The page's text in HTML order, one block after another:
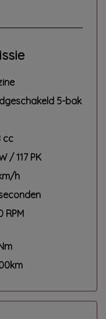
5-bak
cc
/ 117 PK
h
RPM